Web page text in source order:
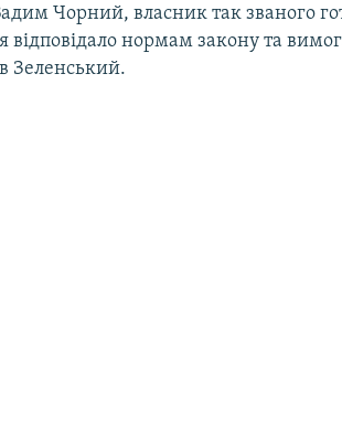
Чорний, власник так званого
відповідало нормам закону та
Зеленський.